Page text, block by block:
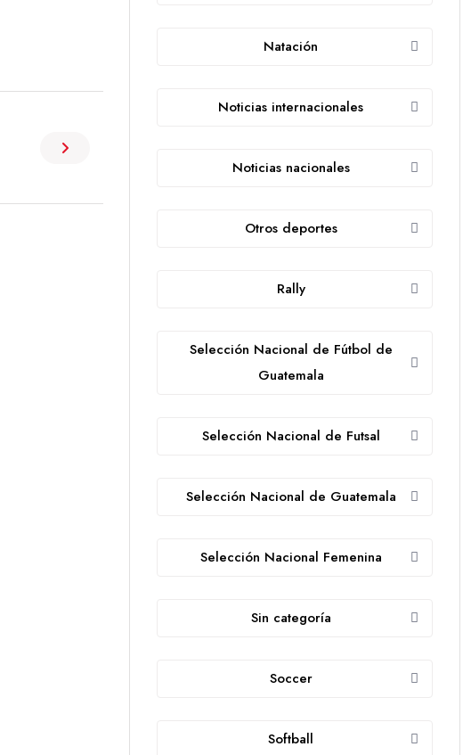
Natación
Noticias internacionales
Noticias nacionales
Otros deportes
Rally
Selección Nacional de Fútbol de
Guatemala
Selección Nacional de Futsal
Selección Nacional de Guatemala
Selección Nacional Femenina
Sin categoría
Soccer
Softball